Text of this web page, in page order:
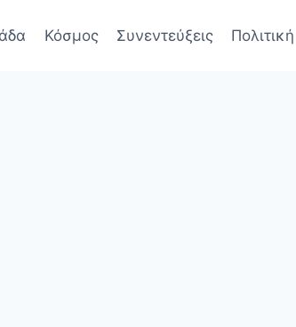
Κόσμος Συνεντεύξεις Πολιτική